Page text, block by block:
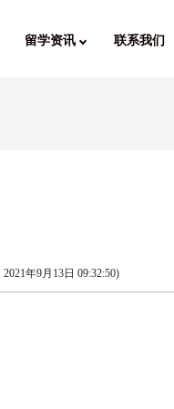
留学资讯 联系我们
2021年9月13日 09:32:50)